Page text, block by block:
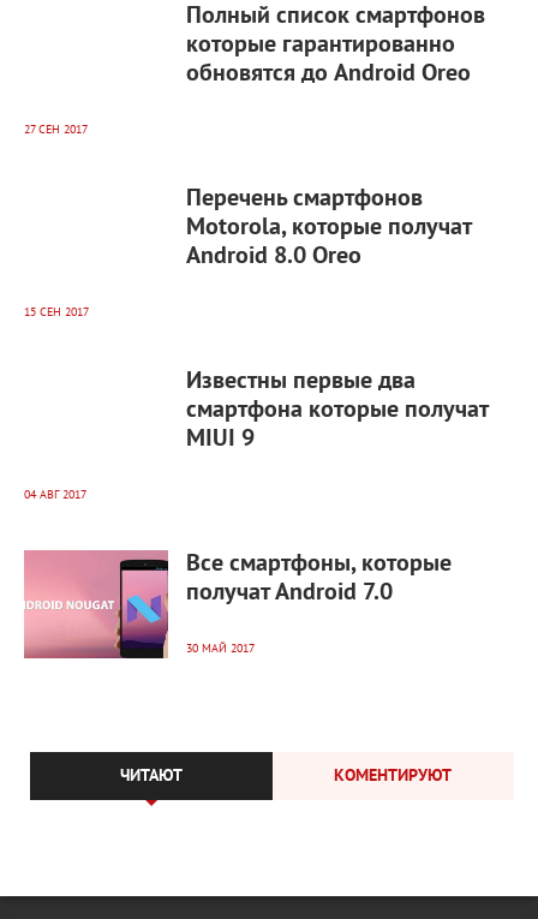
Полный список смартфонов
которые гарантированно
обновятся до Android Oreo
27 СЕН 2017
Перечень смартфонов
Motorola, которые получат
Android 8.0 Oreo
15 СЕН 2017
Известны первые два
смартфона которые получат
MIUI 9
04 АВГ 2017
Все смартфоны, которые
получат Android 7.0
30 МАЙ 2017
ЧИТАЮТ КОМЕНТИРУЮТ